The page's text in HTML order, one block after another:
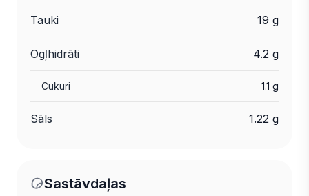
Tauki 19 g
Ogļhidrāti 4.2 g
Cukuri 1.1 g
Sāls 1.22 g
Sastāvdaļas